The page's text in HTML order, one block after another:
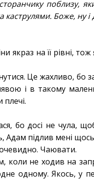
поблизу,
каструлями. Боже, ну і
якраз на її рівні, тож
Це жахливо, бо
і в такому
бо досі не чула,
підлив мені
Чаювати.
коли не ходив на
одному. Якось, у